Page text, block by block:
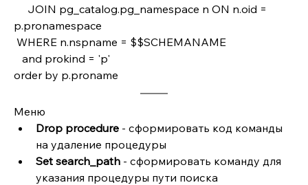
p.pronamespace
WHERE n.nspname = $$SCHEMANAME
   and prokind = 'p'
order by p.proname
Меню
Drop procedure - сформировать код команды
на удаление процедуры
Set search_path - сформировать команду для
указания процедуры пути поиска